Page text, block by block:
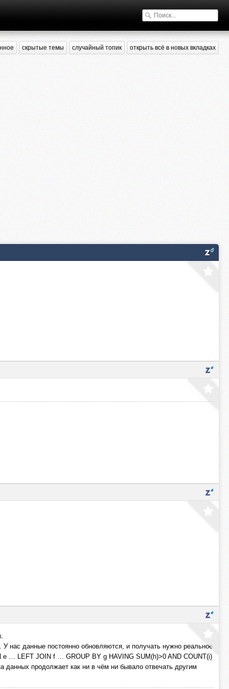
скрытые темы случайный топик открыть всё в новых вкладках
нас данные постоянно обновляются, и получать нужно реальное
e … LEFT JOIN f … GROUP BY g HAVING SUM(h)>0 AND COUNT(i)
данных продолжает как ни в чём ни бывало отвечать другим